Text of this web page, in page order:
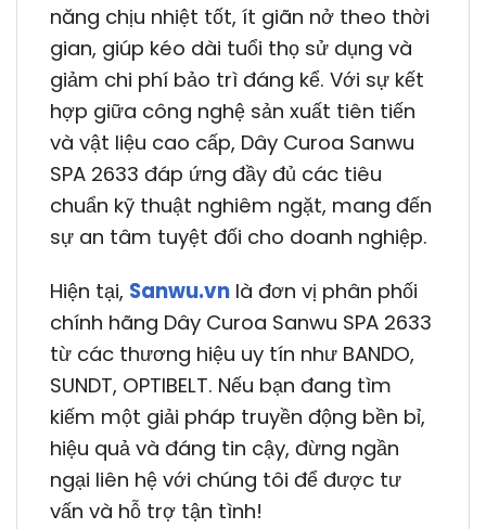
năng chịu nhiệt tốt, ít giãn nở theo thời
gian, giúp kéo dài tuổi thọ sử dụng và
giảm chi phí bảo trì đáng kể. Với sự kết
hợp giữa công nghệ sản xuất tiên tiến
và vật liệu cao cấp, Dây Curoa Sanwu
SPA 2633 đáp ứng đầy đủ các tiêu
chuẩn kỹ thuật nghiêm ngặt, mang đến
sự an tâm tuyệt đối cho doanh nghiệp.
Hiện tại, Sanwu.vn là đơn vị phân phối
chính hãng Dây Curoa Sanwu SPA 2633
từ các thương hiệu uy tín như BANDO,
SUNDT, OPTIBELT. Nếu bạn đang tìm
kiếm một giải pháp truyền động bền bỉ,
hiệu quả và đáng tin cậy, đừng ngần
ngại liên hệ với chúng tôi để được tư
vấn và hỗ trợ tận tình!